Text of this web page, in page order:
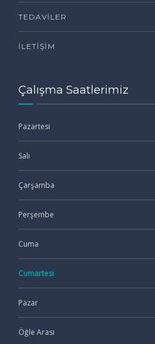
TEDAVILER
İLETIŞIM
Çalışma Saatlerimiz
Pazartesi
Salı
Çarşamba
Perşembe
Cuma
Cumartesi
Pazar
Öğle Arası